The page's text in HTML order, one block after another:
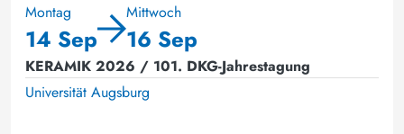
Montag
14 Sep
Mittwoch
16 Sep
KERAMIK 2026 / 101. DKG-Jahrestagung
Universität Augsburg